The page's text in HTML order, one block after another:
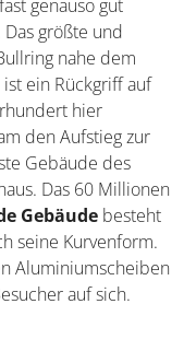
größte und
nahe dem
ein Rückgriff auf
hier
den Aufstieg zur
Gebäude des
Das 60
und besticht
mit 15.000
und zieht